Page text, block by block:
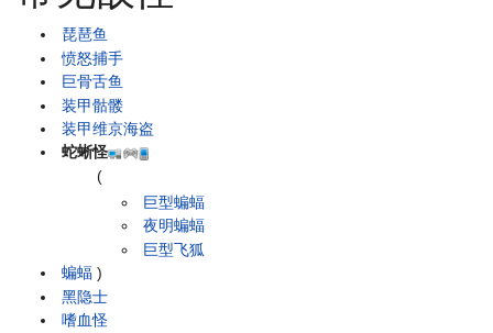
琵琶鱼
愤怒捕手
巨骨舌鱼
装甲骷髅
装甲维京海盗
蛇蜥怪
蝙蝠
(
巨型蝙蝠
夜明蝙蝠
巨型飞狐
)
黑隐士
嗜血怪